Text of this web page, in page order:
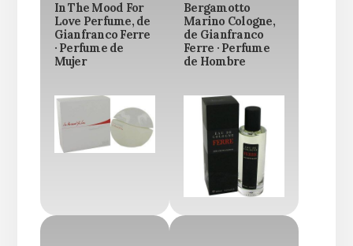
In The Mood For
Love Perfume, de
Gianfranco Ferre
· Perfume de
Mujer
Bergamotto
Marino Cologne,
de Gianfranco
Ferre · Perfume
de Hombre